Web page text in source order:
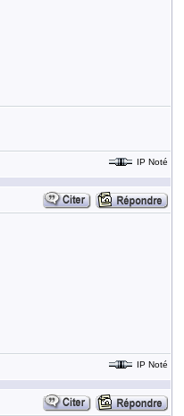
IP Noté
IP Noté